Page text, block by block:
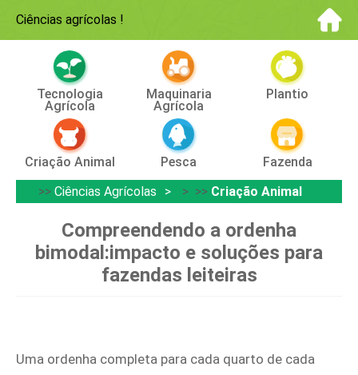
Ciências agrícolas !
Tecnologia
Agrícola
Maquinaria
Agrícola
Plantio
Criação Animal Pesca
Fazenda
>> Ciências Agrícolas > >> Criação Animal
Compreendendo a ordenha
bimodal:impacto e soluções para
fazendas leiteiras
Uma ordenha completa para cada quarto de cada